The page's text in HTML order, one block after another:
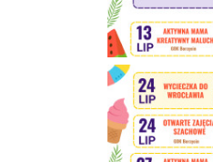
Wakacje z GOK